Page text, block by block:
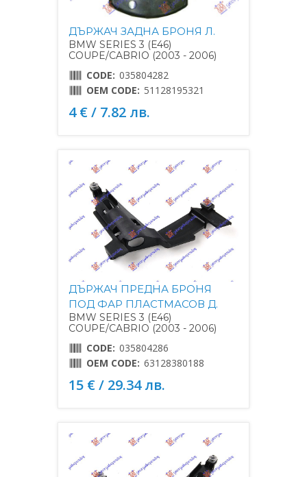
ДЪРЖАЧ ЗАДНА БРОНЯ Л.
BMW SERIES 3 (E46)
COUPE/CABRIO (2003 - 2006)
CODE: 035804282
OEM CODE: 51128195321
4 € / 7.82 лв.
ДЪРЖАЧ ПРЕДНА БРОНЯ
ПОД ФАР ПЛАСТМАСОВ Д.
BMW SERIES 3 (E46)
COUPE/CABRIO (2003 - 2006)
CODE: 035804286
OEM CODE: 63128380188
15 € / 29.34 лв.